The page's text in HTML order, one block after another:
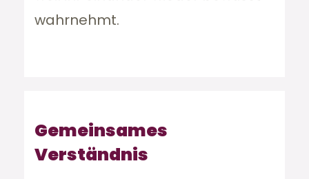
wahrnehmt.
Gemeinsames
Verständnis